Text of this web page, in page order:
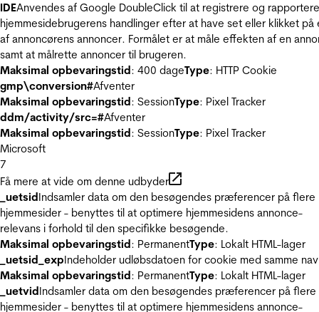
IDEAnvendes af Google DoubleClick til at registrere og
hjemmesidebrugerens handlinger efter at have set eller klikket på
af annoncørens annoncer. Formålet er at måle effekten af en
samt at målrette annoncer til brugeren.
Maksimal opbevaringstid: 400 dageType: HTTP Cookie
gmp\conversion#Afventer
Maksimal opbevaringstid: SessionType: Pixel Tracker
ddm/activity/src=#Afventer
Maksimal opbevaringstid: SessionType: Pixel Tracker
Microsoft
7
Få mere at vide om denne udbyder
_uetsidIndsamler data om den besøgendes præferencer på flere
hjemmesider - benyttes til at optimere hjemmesidens annonce-
relevans i forhold til den specifikke besøgende.
Maksimal opbevaringstid: PermanentType: Lokalt HTML-lager
_uetsid_expIndeholder udløbsdatoen for cookie med samme
Maksimal opbevaringstid: PermanentType: Lokalt HTML-lager
_uetvidIndsamler data om den besøgendes præferencer på flere
hjemmesider - benyttes til at optimere hjemmesidens annonce-